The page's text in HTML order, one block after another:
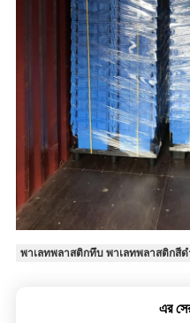
พาเลทพลาสติกทึบ พาเลทพลาสติกสีด
এর